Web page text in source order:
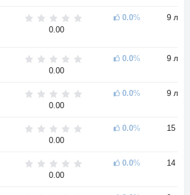
0.00
0.0% 9 лет
0.00
0.0% 9 лет
0.00
0.0% 9 лет
0.00
0.0% 15 лет
0.00
0.0% 14 лет